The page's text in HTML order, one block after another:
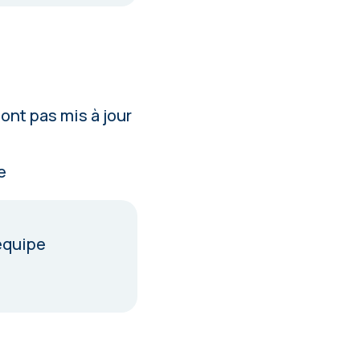
pas mis à jour